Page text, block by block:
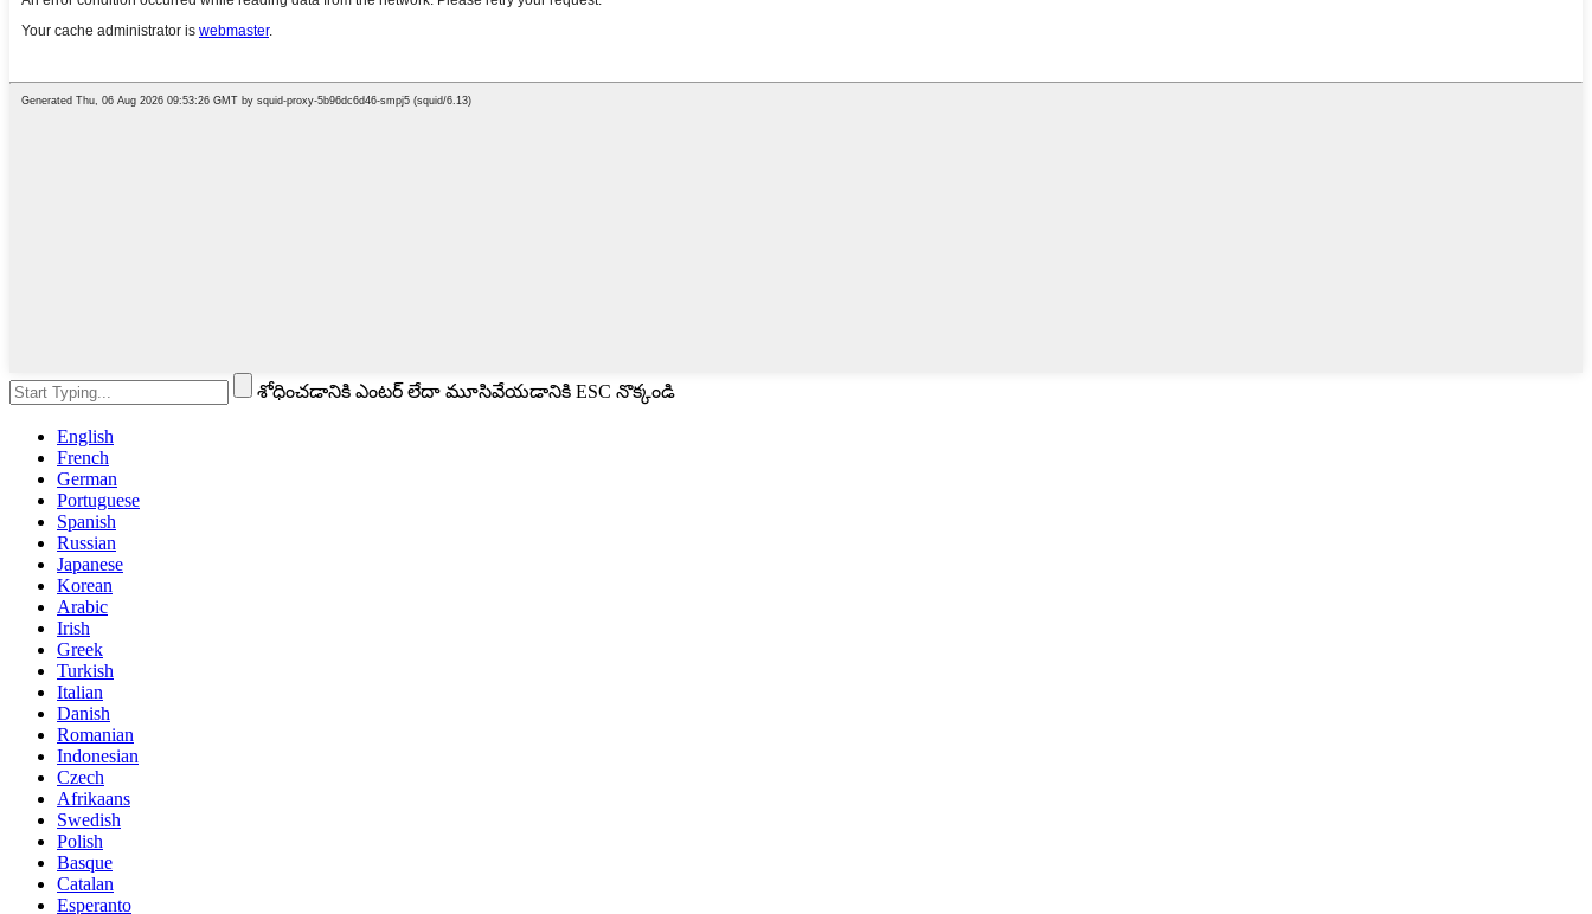
శోధించడానికి ఎంటర్ లేదా మూసివేయడానికి ESC నొక్కండి
English
French
German
Portuguese
Spanish
Russian
Japanese
Korean
Arabic
Irish
Greek
Turkish
Italian
Danish
Romanian
Indonesian
Czech
Afrikaans
Swedish
Polish
Basque
Catalan
Esperanto